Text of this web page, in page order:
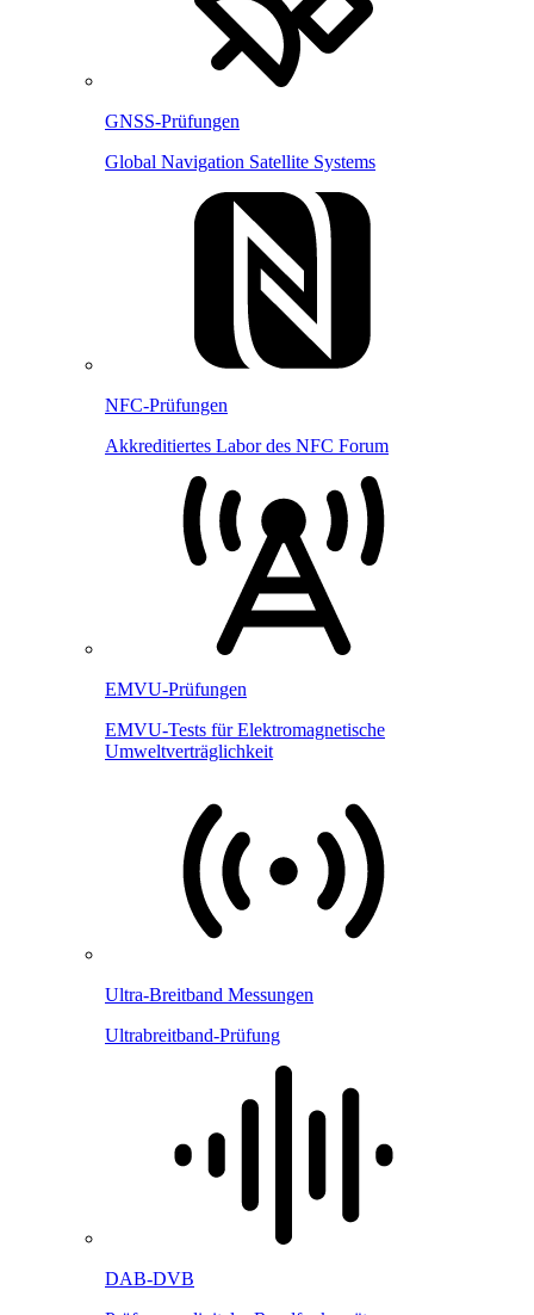
GNSS-Prüfungen
Global Navigation Satellite Systems
NFC-Prüfungen
Akkreditiertes Labor des NFC Forum
EMVU-Prüfungen
EMVU-Tests für Elektromagnetische
Umweltverträglichkeit
Ultra-Breitband Messungen
Ultrabreitband-Prüfung
DAB-DVB